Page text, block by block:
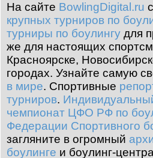
На сайте BowlingDigital.ru
крупных турниров по
турниры по боулингу для
же для настоящих
Красноярске,
городах. Узнайте самую
в мире. Спортивные
турниров.
чемпионат ЦФО РФ по
Федерации Спортивного
загляните в огромный
боулинге и боулинг-